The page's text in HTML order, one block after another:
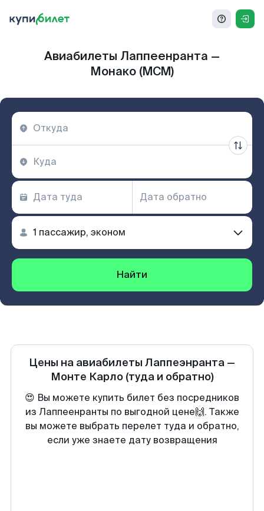
Авиабилеты Лаппеенранта —
Монако (MCM)
Найти
Цены на авиабилеты Лаппеэнранта —
Монте Карло (туда и обратно)
😍 Вы можете купить билет без посредников
из Лаппеенранты по выгодной цене🙌. Также
вы можете выбрать перелет туда и обратно,
если уже знаете дату возвращения